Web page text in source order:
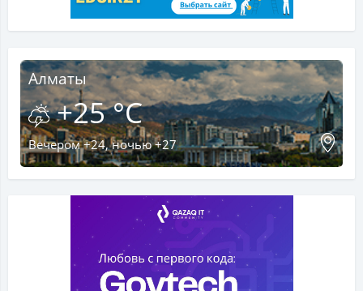
Алматы
+25 °C
Вечером +24, ночью +27